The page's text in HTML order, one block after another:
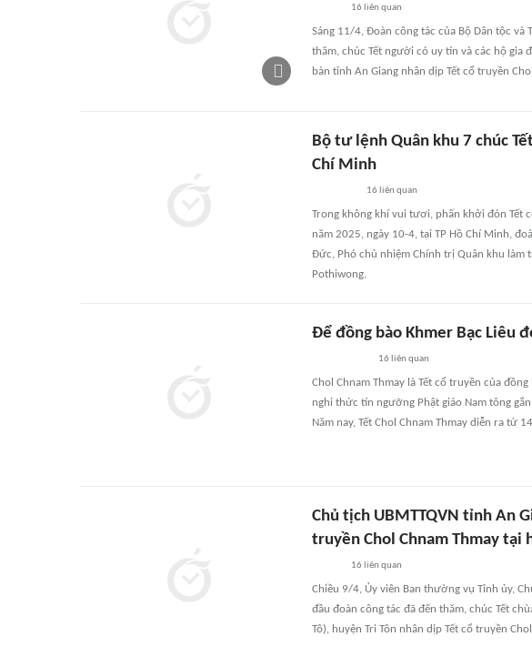
16 liên quan
Sáng 11/4, Đoàn công tác của Bộ Dân tộc và
thăm, chúc Tết người có uy tín và các hộ gia
bàn tỉnh An Giang nhân dịp Tết cổ truyền
Bộ tư lệnh Quân khu 7 chúc
Chí Minh
16 liên quan
Trong không khí vui tươi, phấn khởi đón Tết
năm 2025, ngày 10-4, tại TP Hồ Chí Minh,
Đức, Phó chủ nhiệm Chính trị Quân khu làm
Pothiwong.
Để đồng bào Khmer Bạc Liêu
16 liên quan
Chol Chnam Thmay là Tết cổ truyền của
nghi thức tín ngưỡng Phật giáo Nam tông
Năm nay, Tết Chol Chnam Thmay diễn ra từ
Chủ tịch UBMTTQVN tỉnh An
truyền Chol Chnam Thmay tại
16 liên quan
Chiều 9/4, Ủy viên Ban thường vụ Tỉnh ủy,
đầu đoàn công tác đã đến thăm, chúc Tết
Tô), huyện Tri Tôn nhân dịp Tết cổ truyền